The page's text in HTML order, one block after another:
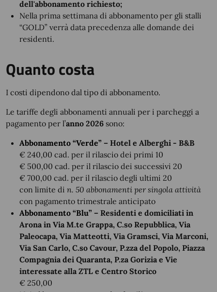
dell'abbonamento richiesto;
Nella prima settimana di abbonamento per gli stalli
“GOLD” verrà data precedenza alle domande dei
residenti.
Quanto costa
I costi dipendono dal tipo di abbonamento.
Le tariffe degli abbonamenti annuali per i parcheggi a
pagamento per l’anno 2026 sono:
Abbonamento “Verde” – Hotel e Alberghi - B&B
€ 240,00 cad. per il rilascio dei primi 10
€ 500,00 cad. per il rilascio dei successivi 20
€ 700,00 cad. per il rilascio degli ultimi 20
con limite di n. 50 abbonamenti per singola attività
con pagamento trimestrale anticipato
Abbonamento “Blu” – Residenti e domiciliati in
Arona in Via M.te Grappa, C.so Repubblica, Via
Paleocapa, Via Matteotti, Via Gramsci, Via Marconi,
Via San Carlo, C.so Cavour, P.zza del Popolo, Piazza
Compagnia dei Quaranta, P.za Gorizia e Vie
interessate alla ZTL e Centro Storico
€ 250,00